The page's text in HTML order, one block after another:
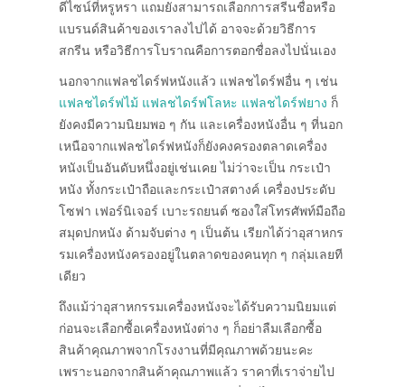
ดีไซน์ที่หรูหรา แถมยังสามารถเลือกการสรีนชื่อหรือ
แบรนด์สินค้าของเราลงไปได้ อาจจะด้วยวิธีการ
สกรีน หรือวิธีการโบราณคือการตอกชื่อลงไปนั่นเอง
นอกจากแฟลชไดร์ฟหนังแล้ว แฟลชไดร์ฟอื่น ๆ เช่น
แฟลชไดร์ฟไม้ แฟลชไดร์ฟโลหะ แฟลชไดร์ฟยาง ก็
ยังคงมีความนิยมพอ ๆ กัน และเครื่องหนังอื่น ๆ ที่นอก
เหนือจากแฟลชไดร์ฟหนังก็ยังคงครองตลาดเครื่อง
หนังเป็นอันดับหนึ่งอยู่เช่นเคย ไม่ว่าจะเป็น กระเป๋า
หนัง ทั้งกระเป๋าถือและกระเป๋าสตางค์ เครื่องประดับ
โซฟา เฟอร์นิเจอร์ เบาะรถยนต์ ซองใส่โทรศัพท์มือถือ
สมุดปกหนัง ด้ามจับต่าง ๆ เป็นต้น เรียกได้ว่าอุสาหกร
รมเครื่องหนังครองอยู่ในตลาดของคนทุก ๆ กลุ่มเลยที
เดียว
ถึงแม้ว่าอุสาหกรรมเครื่องหนังจะได้รับความนิยมแต่
ก่อนจะเลือกซื้อเครื่องหนังต่าง ๆ ก็อย่าลืมเลือกซื้อ
สินค้าคุณภาพจากโรงงานที่มีคุณภาพด้วยนะคะ
เพราะนอกจากสินค้าคุณภาพแล้ว ราคาที่เราจ่ายไป